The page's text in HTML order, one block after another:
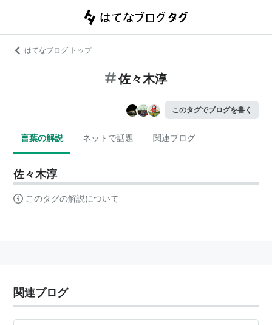
はてなブログ トップ
佐々木淳
このタグでブログを書く
言葉の解説 ネットで話題 関連ブログ
佐々木淳
このタグの解説について
関連ブログ